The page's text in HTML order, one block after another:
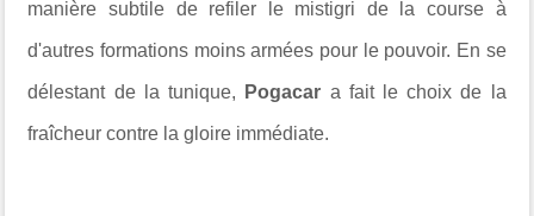
manière subtile de refiler le mistigri de la course à
d'autres formations moins armées pour le pouvoir. En se
délestant de la tunique, Pogacar a fait le choix de la
fraîcheur contre la gloire immédiate.